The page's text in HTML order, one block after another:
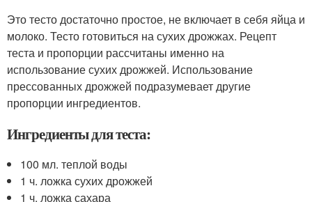
Это тесто достаточно простое, не включает в себя яйца и
молоко. Тесто готовиться на сухих дрожжах. Рецепт
теста и пропорции рассчитаны именно на
использование сухих дрожжей. Использование
прессованных дрожжей подразумевает другие
пропорции ингредиентов.
Ингредиенты для теста:
100 мл. теплой воды
1 ч. ложка сухих дрожжей
1 ч. ложка сахара